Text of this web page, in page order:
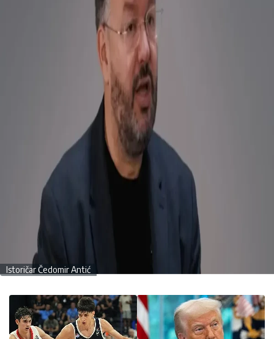
Istoričar Čedomir Antić